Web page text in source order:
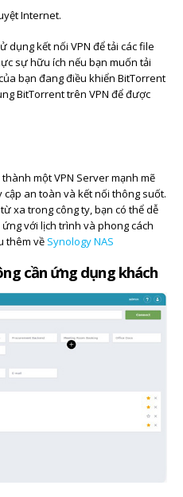
Internet.
dụng kết nối VPN để tải các file
sự hữu ích nếu bạn muốn tải
bạn đang điều khiển BitTorrent
BitTorrent trên VPN để được
thành một VPN Server mạnh mẽ
an toàn và kết nối thông suốt.
xa trong công ty, bạn có thể dễ
với lịch trình và phong cách
thêm về Synology NAS
cần ứng dụng khách